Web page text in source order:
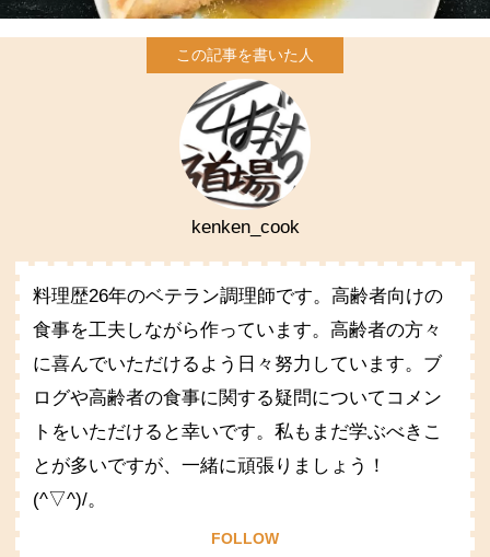
kenken_cook
料理歴26年のベテラン調理師です。高齢者向けの
食事を工夫しながら作っています。高齢者の方々
に喜んでいただけるよう日々努力しています。ブ
ログや高齢者の食事に関する疑問についてコメン
トをいただけると幸いです。私もまだ学ぶべきこ
とが多いですが、一緒に頑張りましょう！
(^▽^)/。
FOLLOW